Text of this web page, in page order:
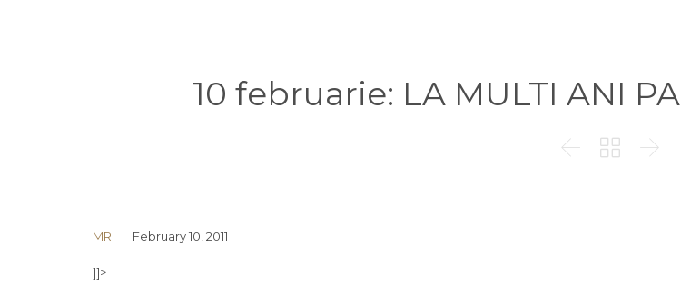
10 februarie: LA MULTI ANI
  
MR February 10, 2011
]]>